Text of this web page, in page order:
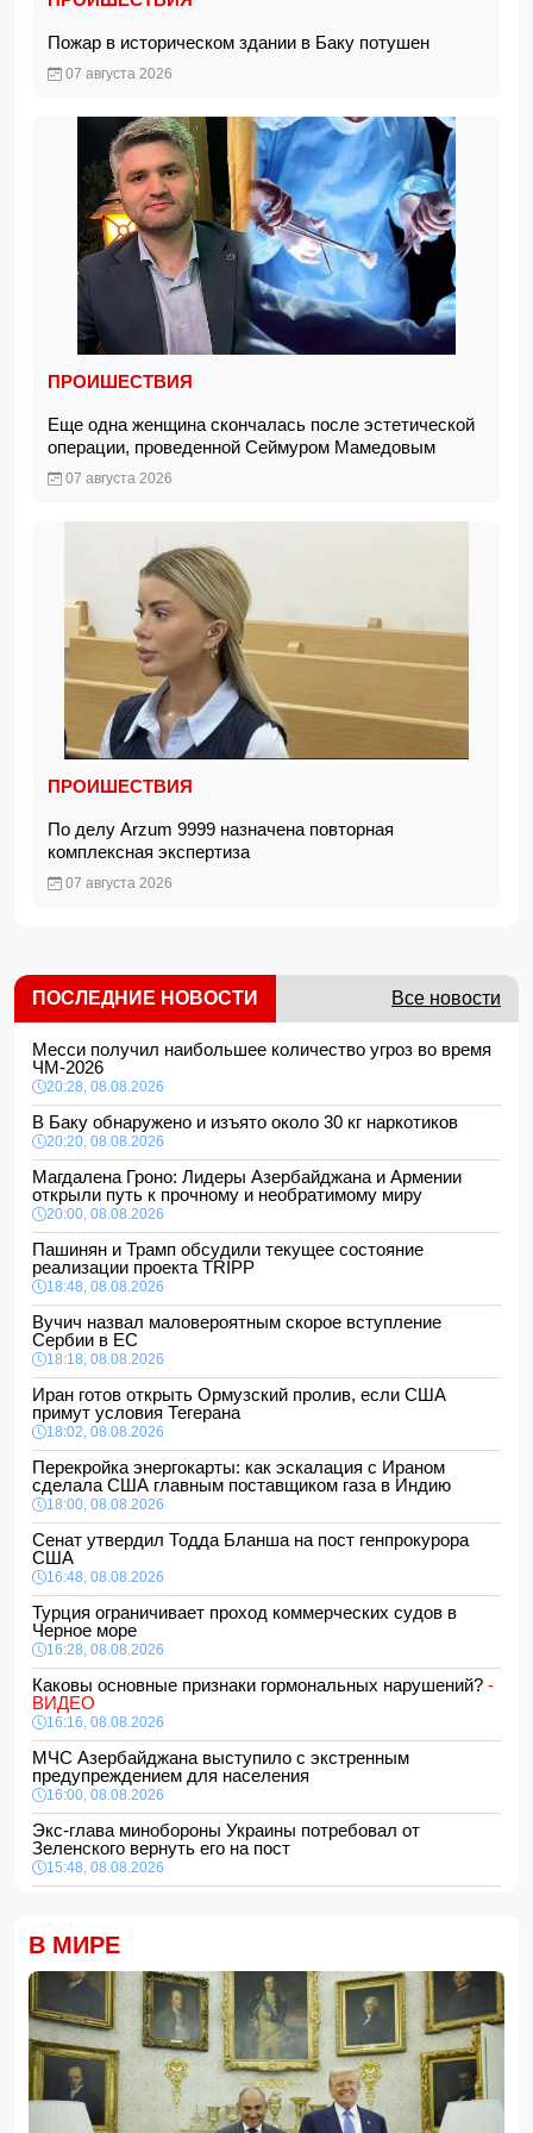
Пожар в историческом здании в Баку потушен
07 августа 2026
ПРОИШЕСТВИЯ
Еще одна женщина скончалась после эстетической
операции, проведенной Сеймуром Мамедовым
07 августа 2026
ПРОИШЕСТВИЯ
По делу Arzum 9999 назначена повторная
комплексная экспертиза
07 августа 2026
ПОСЛЕДНИЕ НОВОСТИ Все новости
Месси получил наибольшее количество угроз во время
ЧМ-2026
20:28, 08.08.2026
В Баку обнаружено и изъято около 30 кг наркотиков
20:20, 08.08.2026
Магдалена Гроно: Лидеры Азербайджана и Армении
открыли путь к прочному и необратимому миру
20:00, 08.08.2026
Пашинян и Трамп обсудили текущее состояние
реализации проекта TRIPP
18:48, 08.08.2026
Вучич назвал маловероятным скорое вступление
Сербии в ЕС
18:18, 08.08.2026
Иран готов открыть Ормузский пролив, если США
примут условия Тегерана
18:02, 08.08.2026
Перекройка энергокарты: как эскалация с Ираном
сделала США главным поставщиком газа в Индию
18:00, 08.08.2026
Сенат утвердил Тодда Бланша на пост генпрокурора
США
16:48, 08.08.2026
Турция ограничивает проход коммерческих судов в
Черное море
16:28, 08.08.2026
Каковы основные признаки гормональных нарушений? -
ВИДЕО
16:16, 08.08.2026
МЧС Азербайджана выступило с экстренным
предупреждением для населения
16:00, 08.08.2026
Экс-глава минобороны Украины потребовал от
Зеленского вернуть его на пост
15:48, 08.08.2026
Хикмет Гаджиев: Ильхам Алиев одержал победу и в
войне, и в мире- ВИДЕО
15:08, 08.08.2026
Пентагон рассекретил информацию о падении НЛО с
человеком внутри
15:00, 08.08.2026
Белый, черный или яркий: психолог объяснила, как цвет
автомобиля связан с характером владельца
В МИРЕ